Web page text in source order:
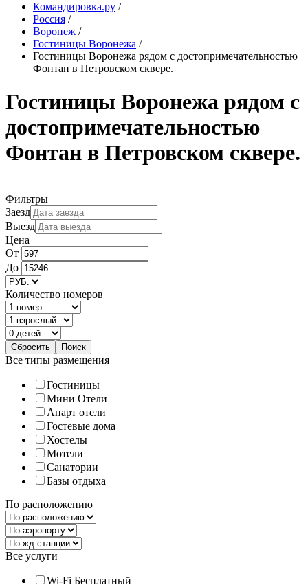
Командировка.ру /
Россия /
Воронеж /
Гостиницы Воронежа /
Гостиницы Воронежа рядом с достопримечательностью
Фонтан в Петровском сквере.
Гостиницы Воронежа рядом с
достопримечательностью
Фонтан в Петровском сквере.
Фильтры
Заезд
Выезд
Цена
От
До
Количество номеров
Все типы размещения
Гостиницы
Мини Отели
Апарт отели
Гостевые дома
Хостелы
Мотели
Санатории
Базы отдыха
По расположению
Все услуги
Wi-Fi Бесплатный